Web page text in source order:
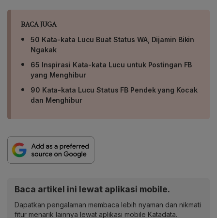
BACA JUGA
50 Kata-kata Lucu Buat Status WA, Dijamin Bikin
Ngakak
65 Inspirasi Kata-kata Lucu untuk Postingan FB
yang Menghibur
90 Kata-kata Lucu Status FB Pendek yang Kocak
dan Menghibur
Baca artikel ini lewat aplikasi mobile.
Dapatkan pengalaman membaca lebih nyaman dan nikmati
fitur menarik lainnya lewat aplikasi mobile Katadata.